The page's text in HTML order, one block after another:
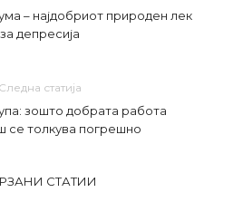
– најдобриот природен лек
за депресија
Следна статија
зошто добрата работа
се толкува погрешно
СТАТИИ